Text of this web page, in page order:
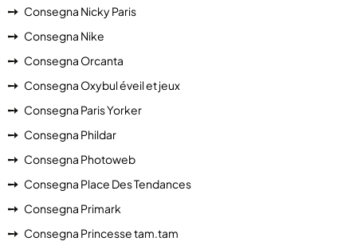
Consegna Nicky Paris
Consegna Nike
Consegna Orcanta
Consegna Oxybul éveil et jeux
Consegna Paris Yorker
Consegna Phildar
Consegna Photoweb
Consegna Place Des Tendances
Consegna Primark
Consegna Princesse tam.tam